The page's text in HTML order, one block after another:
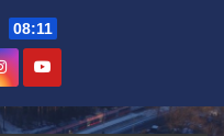
08:11